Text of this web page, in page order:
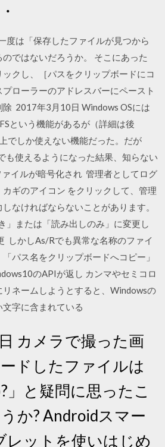
度は「保存したファイルが見つから
ではないだろうか。 そこにあった
クし、［パスをクリップボードにコ
ローラーのアドレスバーにペースト
除 2017年3月10日 Windows OSには
という機能があるが（詳細は後
でしか使えない機能だった。だが
も使えるようになった結果、知らない
ァイルが暗号化され 管理者としてログ
ギのアイコン をクリックして、管理
なければならないことがあります。
」または「読み出しのみ」に変更し
しかしAs/Rでも異常な名称のファイ
パス名をクリップボードへコピー」
のAPIが返し カンマやセミコロ
ネームしようとすると、Windowsの
文字に含まれている
カメラで撮った画
ドしたファイルは
」と疑問に思ったこ
か? Androidスマー
レットを使いはじめ